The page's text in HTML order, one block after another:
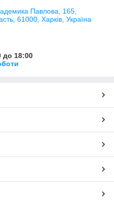
Павлова, 165,
61000, Харків, Україна
до 18:00